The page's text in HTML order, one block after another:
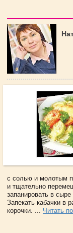
с солью и молотым
и тщательно
запанировать в
Запекать кабачки в
корочки. ... Читать